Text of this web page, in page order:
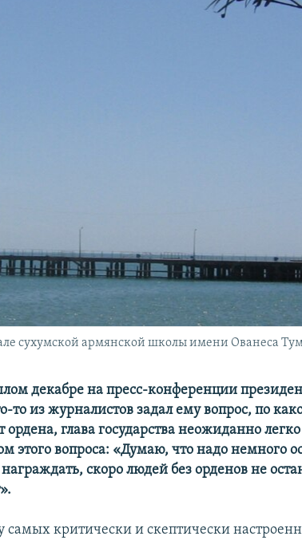
сухумской армянской школы имени Ованеса
декабре на пресс-конференции
то из журналистов задал ему вопрос, по
глава государства неожиданно легко
этого вопроса: «Думаю, что надо немного
скоро людей без орденов не
самых критически и скептически